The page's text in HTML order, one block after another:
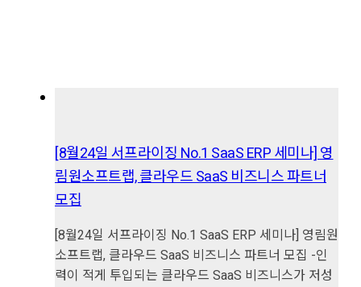
[8월24일 서프라이징 No.1 SaaS ERP 세미나] 영
림원소프트랩, 클라우드 SaaS 비즈니스 파트너
모집
[8월24일 서프라이징 No.1 SaaS ERP 세미나] 영림원
소프트랩, 클라우드 SaaS 비즈니스 파트너 모집 -인
력이 적게 투입되는 클라우드 SaaS 비즈니스가 저성